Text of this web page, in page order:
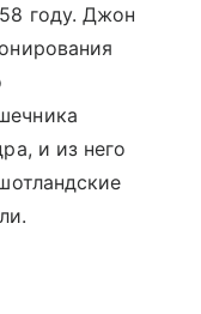
году. Джон
и из него